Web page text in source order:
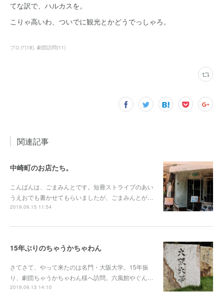
てな訳で、ハルカスを。
こりゃ高いわ、ついでに観光とかどうでっしゃろ。
ブログ(18) 劇団訪問(11)
関連記事
中崎町のお店たち。
こんばんは、ごまみんとです。短冊ストライプのあい
うえおでも書かせてもらいましたが、ごまみんとが…
2019.09.15 11:54
15年ぶりのちゃうかちゃわん
さてさて、やって来たのは名門・大阪大学。15年振
り、劇団ちゃうかちゃわん様へ訪問。六風館やぐん…
2019.09.13 14:10